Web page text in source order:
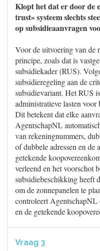
Klopt het dat er door de
trust» systeem slechts
op subsidieaanvragen
Voor de uitvoering van de
principe, zoals dat is
subsidiekader (RUS).
subsidieregeling aan de
subsidievariant. Het RUS
administratieve lasten voor
Dit betekent dat elke
AgentschapNL
van rekeningnummers,
of dubbele adressen en de
getekende
verleend en het voorschot
subsidiebeschikking heeft
om de zonnepanelen te
controleert AgentschapNL
en de getekende
Vraag 3